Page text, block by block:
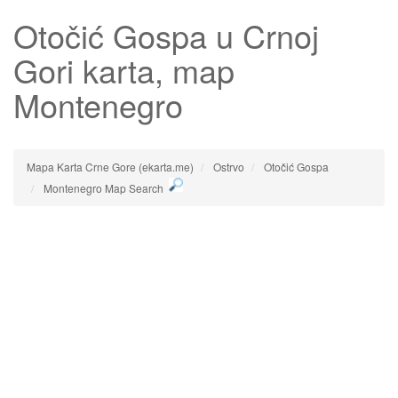
Otočić Gospa u Crnoj
Gori karta, map
Montenegro
Mapa Karta Crne Gore (ekarta.me) Ostrvo
Otočić Gospa
Montenegro Map Search